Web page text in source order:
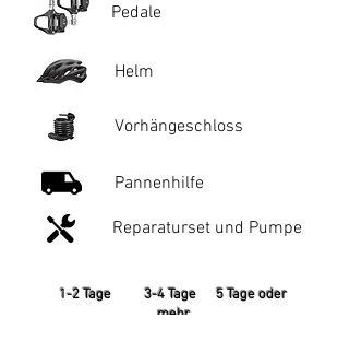
Pedale
Helm
Vorhängeschloss
Pannenhilfe
Reparaturset und Pumpe
1-2 Tage 3-4 Tage 5 Tage oder
mehr